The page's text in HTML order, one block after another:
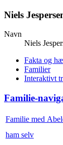
Niels
Navn
Niels
Fakta og
Familier
Interaktivt
Familie-
Familie med
ham selv